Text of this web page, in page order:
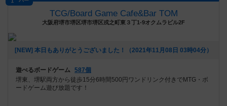
TCG/Board Game Cafe&Bar TOM
大阪府堺市堺区堺市堺区戎之町東３丁1-9オクムラビル2F
[NEW] 本日もありがとうございました！（2021年11月08日 03時04分）
遊べるボードゲーム 587個
堺東、堺駅両方から徒歩15分6時間500円ワンドリンク付きでMTG・ボ
ードゲーム遊び放題です！